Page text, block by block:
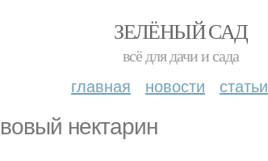
ЗЕЛЁНЫЙ САД
всё для дачи и сада
главная новости статьи
нектарин